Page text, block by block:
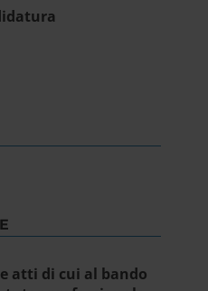
atti di cui al bando